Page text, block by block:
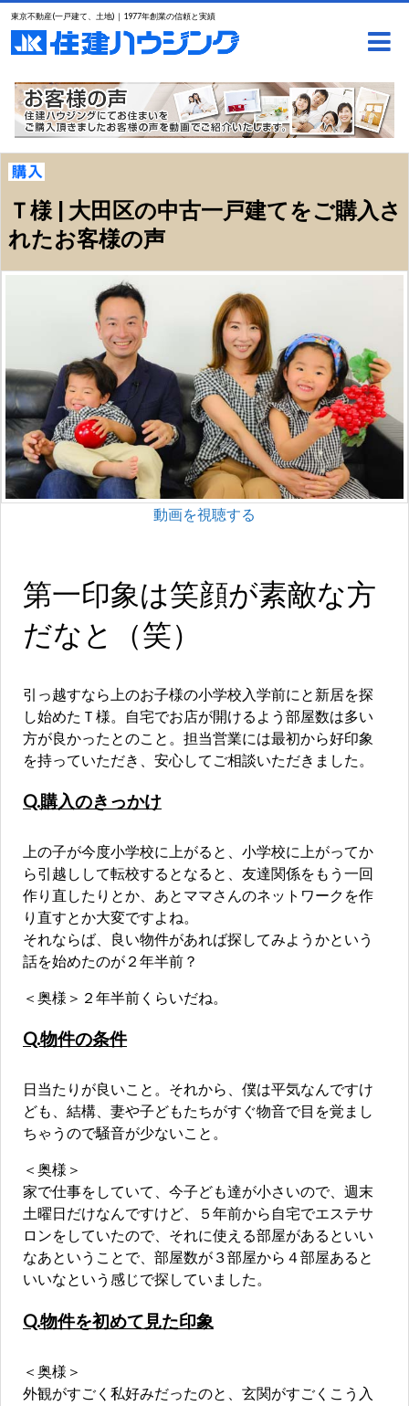
東京不動産(一戸建て、土地)｜1977年創業の信頼と実績
Ｔ様 | 大田区の中古一戸建てをご購入さ
れたお客様の声
動画を視聴する
第一印象は笑顔が素敵な方
だなと（笑）
引っ越すなら上のお子様の小学校入学前にと新居を探
し始めたＴ様。自宅でお店が開けるよう部屋数は多い
方が良かったとのこと。担当営業には最初から好印象
を持っていただき、安心してご相談いただきました。
Q.購入のきっかけ
上の子が今度小学校に上がると、小学校に上がってか
ら引越しして転校するとなると、友達関係をもう一回
作り直したりとか、あとママさんのネットワークを作
り直すとか大変ですよね。
それならば、良い物件があれば探してみようかという
話を始めたのが２年半前？
＜奥様＞２年半前くらいだね。
Q.物件の条件
日当たりが良いこと。それから、僕は平気なんですけ
ども、結構、妻や子どもたちがすぐ物音で目を覚まし
ちゃうので騒音が少ないこと。
＜奥様＞
家で仕事をしていて、今子ども達が小さいので、週末
土曜日だけなんですけど、５年前から自宅でエステサ
ロンをしていたので、それに使える部屋があるといい
なあということで、部屋数が３部屋から４部屋あると
いいなという感じで探していました。
Q.物件を初めて見た印象
＜奥様＞
外観がすごく私好みだったのと、玄関がすごくこう入